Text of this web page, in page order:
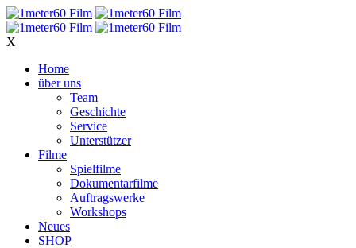
X
Home
über uns
Team
Geschichte
Service
Unterstützer
Filme
Spielfilme
Dokumentarfilme
Auftragswerke
Workshops
Neues
SHOP